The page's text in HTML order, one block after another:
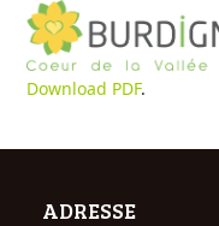
Skip
content
Open
mobile
menu
Close
mobile
menu
Download PDF.
ADRESSE